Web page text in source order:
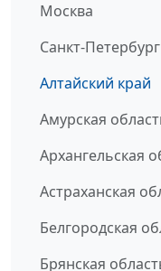
Москва
Санкт-Петербург
Алтайский край
Амурская
Архангельская
Астраханская
Белгородская
Брянская